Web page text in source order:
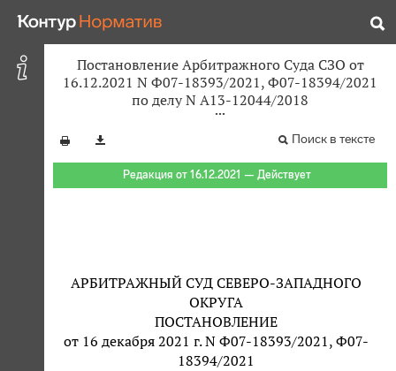
Постановление Арбитражного Суда СЗО от
16.12.2021 N Ф07-18393/2021, Ф07-18394/2021
по делу N А13-12044/2018
Поиск в тексте
Редакция от 16.12.2021 — Действует
АРБИТРАЖНЫЙ СУД СЕВЕРО-ЗАПАДНОГО
ОКРУГА
ПОСТАНОВЛЕНИЕ
от 16 декабря 2021 г. N Ф07-18393/2021, Ф07-
18394/2021